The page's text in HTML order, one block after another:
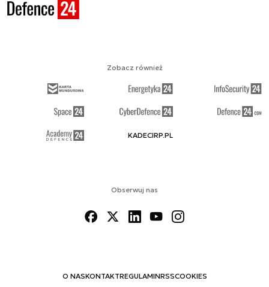
Obserwuj nas
O NASKONTAKTREGULAMINRSSCOOKIES
Zobacz również
KADECIRP.PL